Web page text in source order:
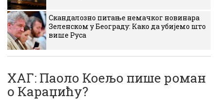
Скандалозно питање немачког новинара
Зеленском у Београду: Како да убијемо што
више Руса
ХАГ: Паоло Коељо пише роман
о Караџићу?